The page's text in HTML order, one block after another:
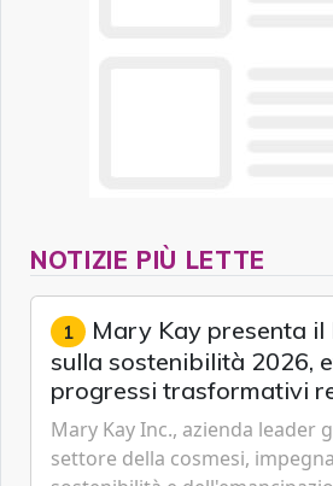
NOTIZIE PIÙ LETTE
1 Mary Kay presenta il
sulla sostenibilità 2026,
progressi trasformativi
livello globale nelle sfere
economica e ambientale
Mary Kay Inc., azienda leader
settore della cosmesi,